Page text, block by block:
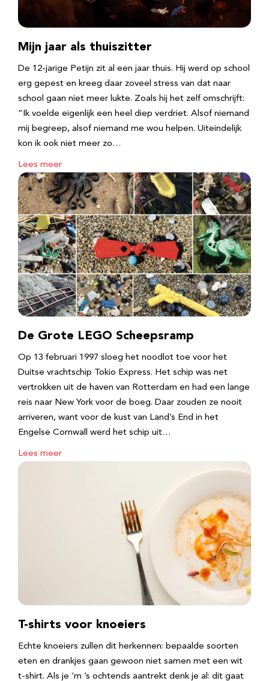
Mijn jaar als thuiszitter
De 12-jarige Petijn zit al een jaar thuis. Hij werd op school
erg gepest en kreeg daar zoveel stress van dat naar
school gaan niet meer lukte. Zoals hij het zelf omschrijft:
“Ik voelde eigenlijk een heel diep verdriet. Alsof niemand
mij begreep, alsof niemand me wou helpen. Uiteindelijk
kon ik ook niet meer zo…
Lees meer
De Grote LEGO Scheepsramp
Op 13 februari 1997 sloeg het noodlot toe voor het
Duitse vrachtschip Tokio Express. Het schip was net
vertrokken uit de haven van Rotterdam en had een lange
reis naar New York voor de boeg. Daar zouden ze nooit
arriveren, want voor de kust van Land’s End in het
Engelse Cornwall werd het schip uit…
Lees meer
T-shirts voor knoeiers
Echte knoeiers zullen dit herkennen: bepaalde soorten
eten en drankjes gaan gewoon niet samen met een wit
t-shirt. Als je ‘m ’s ochtends aantrekt denk je al: dit gaat